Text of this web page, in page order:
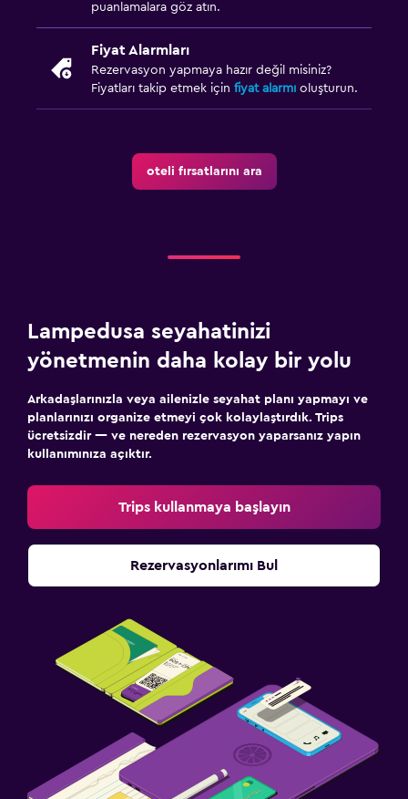
puanlamalara göz atın.
Fiyat Alarmları
Rezervasyon yapmaya hazır değil misiniz?
Fiyatları takip etmek için fiyat alarmı oluşturun.
oteli fırsatlarını ara
Lampedusa seyahatinizi
yönetmenin daha kolay bir yolu
Arkadaşlarınızla veya ailenizle seyahat planı yapmayı ve
planlarınızı organize etmeyi çok kolaylaştırdık. Trips
ücretsizdir — ve nereden rezervasyon yaparsanız yapın
kullanımınıza açıktır.
Trips kullanmaya başlayın
Rezervasyonlarımı Bul